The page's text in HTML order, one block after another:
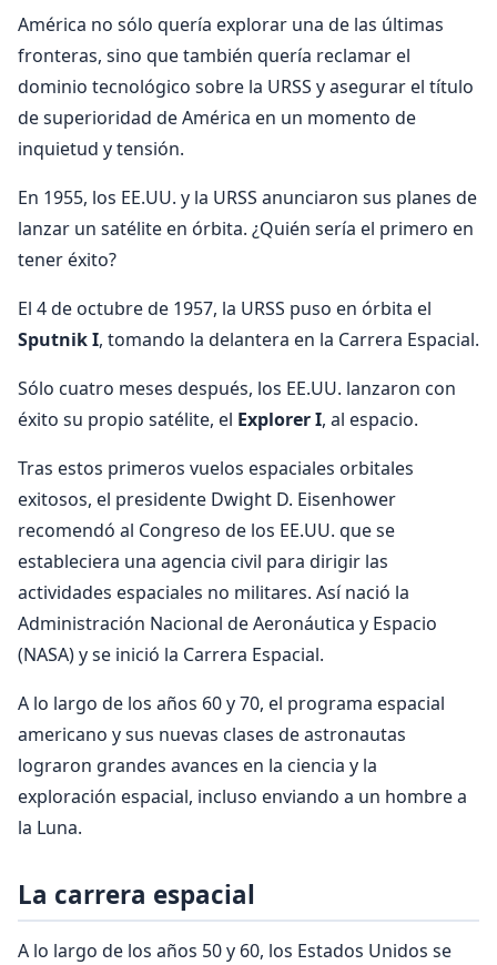
América no sólo quería explorar una de las últimas
fronteras, sino que también quería reclamar el
dominio tecnológico sobre la URSS y asegurar el título
de superioridad de América en un momento de
inquietud y tensión.
En 1955, los EE.UU. y la URSS anunciaron sus planes de
lanzar un satélite en órbita. ¿Quién sería el primero en
tener éxito?
El 4 de octubre de 1957, la URSS puso en órbita el
Sputnik I, tomando la delantera en la Carrera Espacial.
Sólo cuatro meses después, los EE.UU. lanzaron con
éxito su propio satélite, el Explorer I, al espacio.
Tras estos primeros vuelos espaciales orbitales
exitosos, el presidente Dwight D. Eisenhower
recomendó al Congreso de los EE.UU. que se
estableciera una agencia civil para dirigir las
actividades espaciales no militares. Así nació la
Administración Nacional de Aeronáutica y Espacio
(NASA) y se inició la Carrera Espacial.
A lo largo de los años 60 y 70, el programa espacial
americano y sus nuevas clases de astronautas
lograron grandes avances en la ciencia y la
exploración espacial, incluso enviando a un hombre a
la Luna.
La carrera espacial
A lo largo de los años 50 y 60, los Estados Unidos se